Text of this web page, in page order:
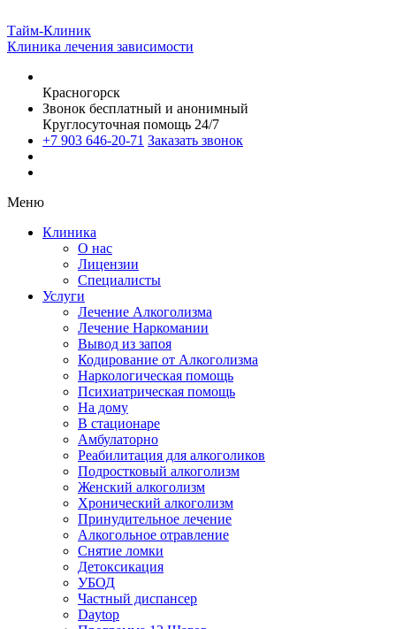
Тайм-Клиник
Клиника лечения зависимости
Красногорск
Звонок бесплатный и анонимный
Круглосуточная помощь 24/7
+7 903 646-20-71 Заказать звонок
Меню
Клиника
О нас
Лицензии
Специалисты
Услуги
Лечение Алкоголизма
Лечение Наркомании
Вывод из запоя
Кодирование от Алкоголизма
Наркологическая помощь
Психиатрическая помощь
На дому
В стационаре
Амбулаторно
Реабилитация для алкоголиков
Подростковый алкоголизм
Женский алкоголизм
Хронический алкоголизм
Принудительное лечение
Алкогольное отравление
Снятие ломки
Детоксикация
УБОД
Частный диспансер
Daytop